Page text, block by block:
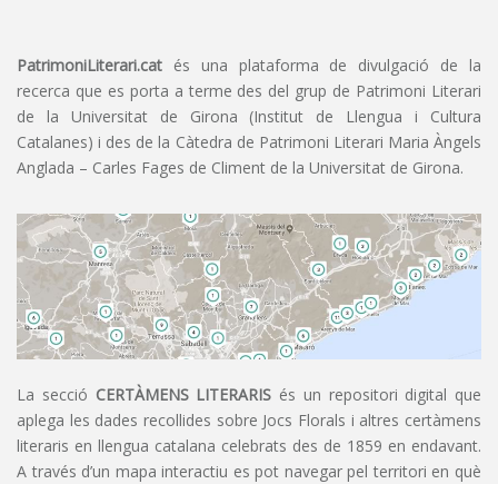
PatrimoniLiterari.cat és una plataforma de divulgació de la
recerca que es porta a terme des del grup de Patrimoni Literari
de la Universitat de Girona (Institut de Llengua i Cultura
Catalanes) i des de la Càtedra de Patrimoni Literari Maria Àngels
Anglada – Carles Fages de Climent de la Universitat de Girona.
La secció CERTÀMENS LITERARIS és un repositori digital que
aplega les dades recollides sobre Jocs Florals i altres certàmens
literaris en llengua catalana celebrats des de 1859 en endavant.
A través d’un mapa interactiu es pot navegar pel territori en què